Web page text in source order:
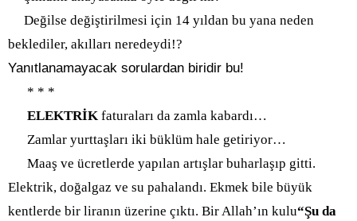
Değilse değiştirilmesi için 14 yıldan bu yana neden
beklediler, akılları neredeydi!?
Yanıtlanamayacak sorulardan biridir bu!
* * *
ELEKTRİK faturaları da zamla kabardı…
Zamlar yurttaşları iki büklüm hale getiriyor…
Maaş ve ücretlerde yapılan artışlar buharlaşıp gitti.
Elektrik, doğalgaz ve su pahalandı. Ekmek bile büyük
kentlerde bir liranın üzerine çıktı. Bir Allah’ın kulu“Şu da